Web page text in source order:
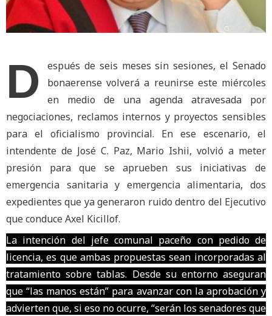
D
espués de seis meses sin sesiones, el Senado
bonaerense volverá a reunirse este miércoles
en medio de una agenda atravesada por
negociaciones, reclamos internos y proyectos sensibles
para el oficialismo provincial. En ese escenario, el
intendente de José C. Paz, Mario Ishii, volvió a meter
presión para que se aprueben sus iniciativas de
emergencia sanitaria y emergencia alimentaria, dos
expedientes que ya generaron ruido dentro del Ejecutivo
que conduce Axel Kicillof.
La intención del jefe comunal paceño con pedido de
licencia, es que ambas propuestas sean incorporadas al
tratamiento sobre tablas. Desde su entorno aseguran
que “las manos están” para avanzar con la aprobación y
advierten que, si eso no ocurre, “serán los senadores que